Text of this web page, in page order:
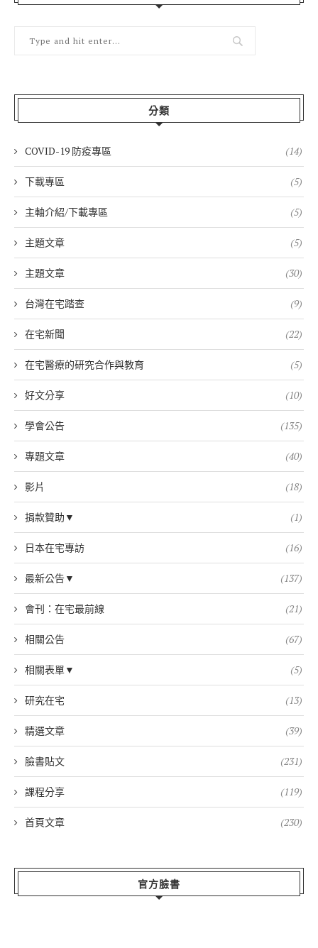
分類
COVID-19 防疫專區 (14)
下載專區 (5)
主軸介紹/下載專區 (5)
主題文章 (5)
主題文章 (30)
台灣在宅踏查 (9)
在宅新聞 (22)
在宅醫療的研究合作與教育 (5)
好文分享 (10)
學會公告 (135)
專題文章 (40)
影片 (18)
捐款贊助▼ (1)
日本在宅專訪 (16)
最新公告▼ (137)
會刊：在宅最前線 (21)
相關公告 (67)
相關表單▼ (5)
研究在宅 (13)
精選文章 (39)
臉書貼文 (231)
課程分享 (119)
首頁文章 (230)
官方臉書